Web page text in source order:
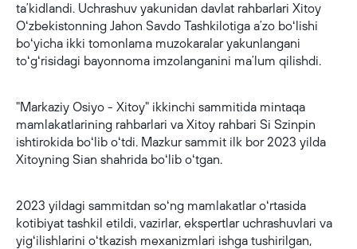
taʼkidlandi. Uchrashuv yakunidan davlat rahbarlari Xitoy
Oʻzbekistonning Jahon Savdo Tashkilotiga aʼzo boʻlishi
boʻyicha ikki tomonlama muzokaralar yakunlangani
toʻgʻrisidagi bayonnoma imzolanganini maʼlum qilishdi.
"Markaziy Osiyo - Xitoy" ikkinchi sammitida mintaqa
mamlakatlarining rahbarlari va Xitoy rahbari Si Szinpin
ishtirokida boʻlib oʻtdi. Mazkur sammit ilk bor 2023 yilda
Xitoyning Sian shahrida boʻlib oʻtgan.
2023 yildagi sammitdan soʻng mamlakatlar oʻrtasida
kotibiyat tashkil etildi, vazirlar, ekspertlar uchrashuvlari va
yigʻilishlarini oʻtkazish mexanizmlari ishga tushirilgan,